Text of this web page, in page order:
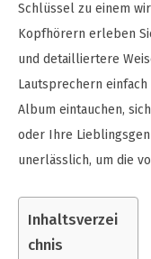
Schlüssel zu einem
Kopfhörern erleben
und detailliertere
Lautsprechern
Album eintauchen,
oder Ihre
unerlässlich, um die
Inhaltsverzei
chnis